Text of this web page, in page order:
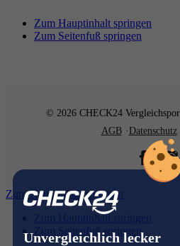
Unvergleichlich lecker
Zum Hauptinhalt springen
Zum Seitenfuß springen
© 2026 CHECK24
AGB
Datenschutz
Zum Hauptinhalt springen
Zum Hauptinhalt springen
Zum Seitenfuß springen